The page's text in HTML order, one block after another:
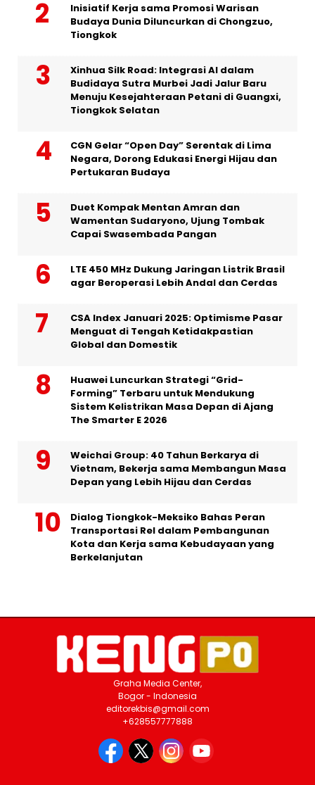
Inisiatif Kerja sama Promosi Warisan
Budaya Dunia Diluncurkan di Chongzuo,
Tiongkok
Xinhua Silk Road: Integrasi AI dalam
Budidaya Sutra Murbei Jadi Jalur Baru
Menuju Kesejahteraan Petani di Guangxi,
Tiongkok Selatan
CGN Gelar “Open Day” Serentak di Lima
Negara, Dorong Edukasi Energi Hijau dan
Pertukaran Budaya
Duet Kompak Mentan Amran dan
Wamentan Sudaryono, Ujung Tombak
Capai Swasembada Pangan
LTE 450 MHz Dukung Jaringan Listrik Brasil
agar Beroperasi Lebih Andal dan Cerdas
CSA Index Januari 2025: Optimisme Pasar
Menguat di Tengah Ketidakpastian
Global dan Domestik
Huawei Luncurkan Strategi “Grid-
Forming” Terbaru untuk Mendukung
Sistem Kelistrikan Masa Depan di Ajang
The Smarter E 2026
Weichai Group: 40 Tahun Berkarya di
Vietnam, Bekerja sama Membangun Masa
Depan yang Lebih Hijau dan Cerdas
Dialog Tiongkok-Meksiko Bahas Peran
Transportasi Rel dalam Pembangunan
Kota dan Kerja sama Kebudayaan yang
Berkelanjutan
Graha Media Center,
Bogor - Indonesia
editorekbis@gmail.com
+628557777888